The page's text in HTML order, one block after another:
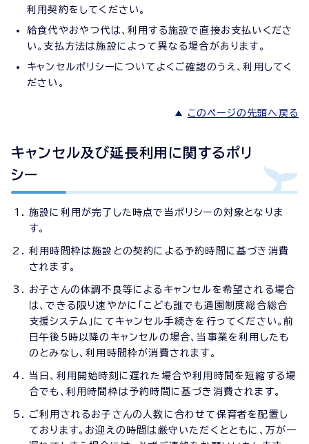
利用契約をしてください。
給食代やおやつ代は、利用する施設で直接お支払いくださ
い。支払方法は施設によって異なる場合があります。
キャンセルポリシーについてよくご確認のうえ、利用してく
ださい。
このページの先頭へ戻る
キャンセル及び延長利用に関するポリ
シー
施設に利用が完了した時点で当ポリシーの対象となりま
す。
利用時間枠は施設との契約による予約時間に基づき消費
されます。
お子さんの体調不良等によるキャンセルを希望される場合
は、できる限り速やかに「こども誰でも通園制度総合総合
支援システム」にてキャンセル手続きを行ってください。前
日午後5時以降のキャンセルの場合、当事業を利用したも
のとみなし、利用時間枠が消費されます。
当日、利用開始時刻に遅れた場合や利用時間を短縮する場
合でも、利用時間枠は予約時間に基づき消費されます。
ご利用されるお子さんの人数に合わせて保育者を配置し
ております。お迎えの時間は厳守いただくとともに、万が一